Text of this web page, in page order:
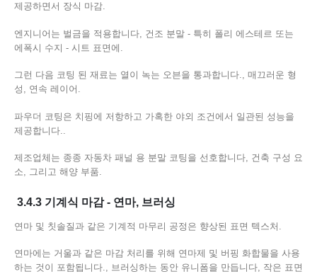
제공하면서 장식 마감.
엔지니어는 벌금을 적용합니다, 건조 분말 - 특히 폴리 에스테르 또는
에폭시 수지 - 시트 표면에.
그런 다음 코팅 된 재료는 열이 녹는 오븐을 통과합니다., 매끄러운 형
성, 연속 레이어.
파우더 코팅은 치핑에 저항하고 가혹한 야외 조건에서 일관된 성능을
제공합니다..
제조업체는 종종 자동차 패널 용 분말 코팅을 선호합니다, 건축 구성 요
소, 그리고 해양 부품.
3.4.3 기계식 마감 - 연마, 브러싱
연마 및 칫솔질과 같은 기계적 마무리 공정은 향상된 표면 텍스처.
연마에는 거울과 같은 마감 처리를 위해 연마제 및 버핑 화합물을 사용
하는 것이 포함됩니다., 브러싱하는 동안 유니폼을 만듭니다, 작은 표면